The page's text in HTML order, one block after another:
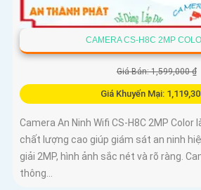
CAMERA CS-H8C 2MP
Giá Bán: 1,599,000 ₫
Giá Khuyến Mại:
Camera An Ninh Wifi CS-H8C 2MP Color
chất lượng cao giúp giám sát an ninh
giải 2MP, hình ảnh sắc nét và rõ ràng.
thông...